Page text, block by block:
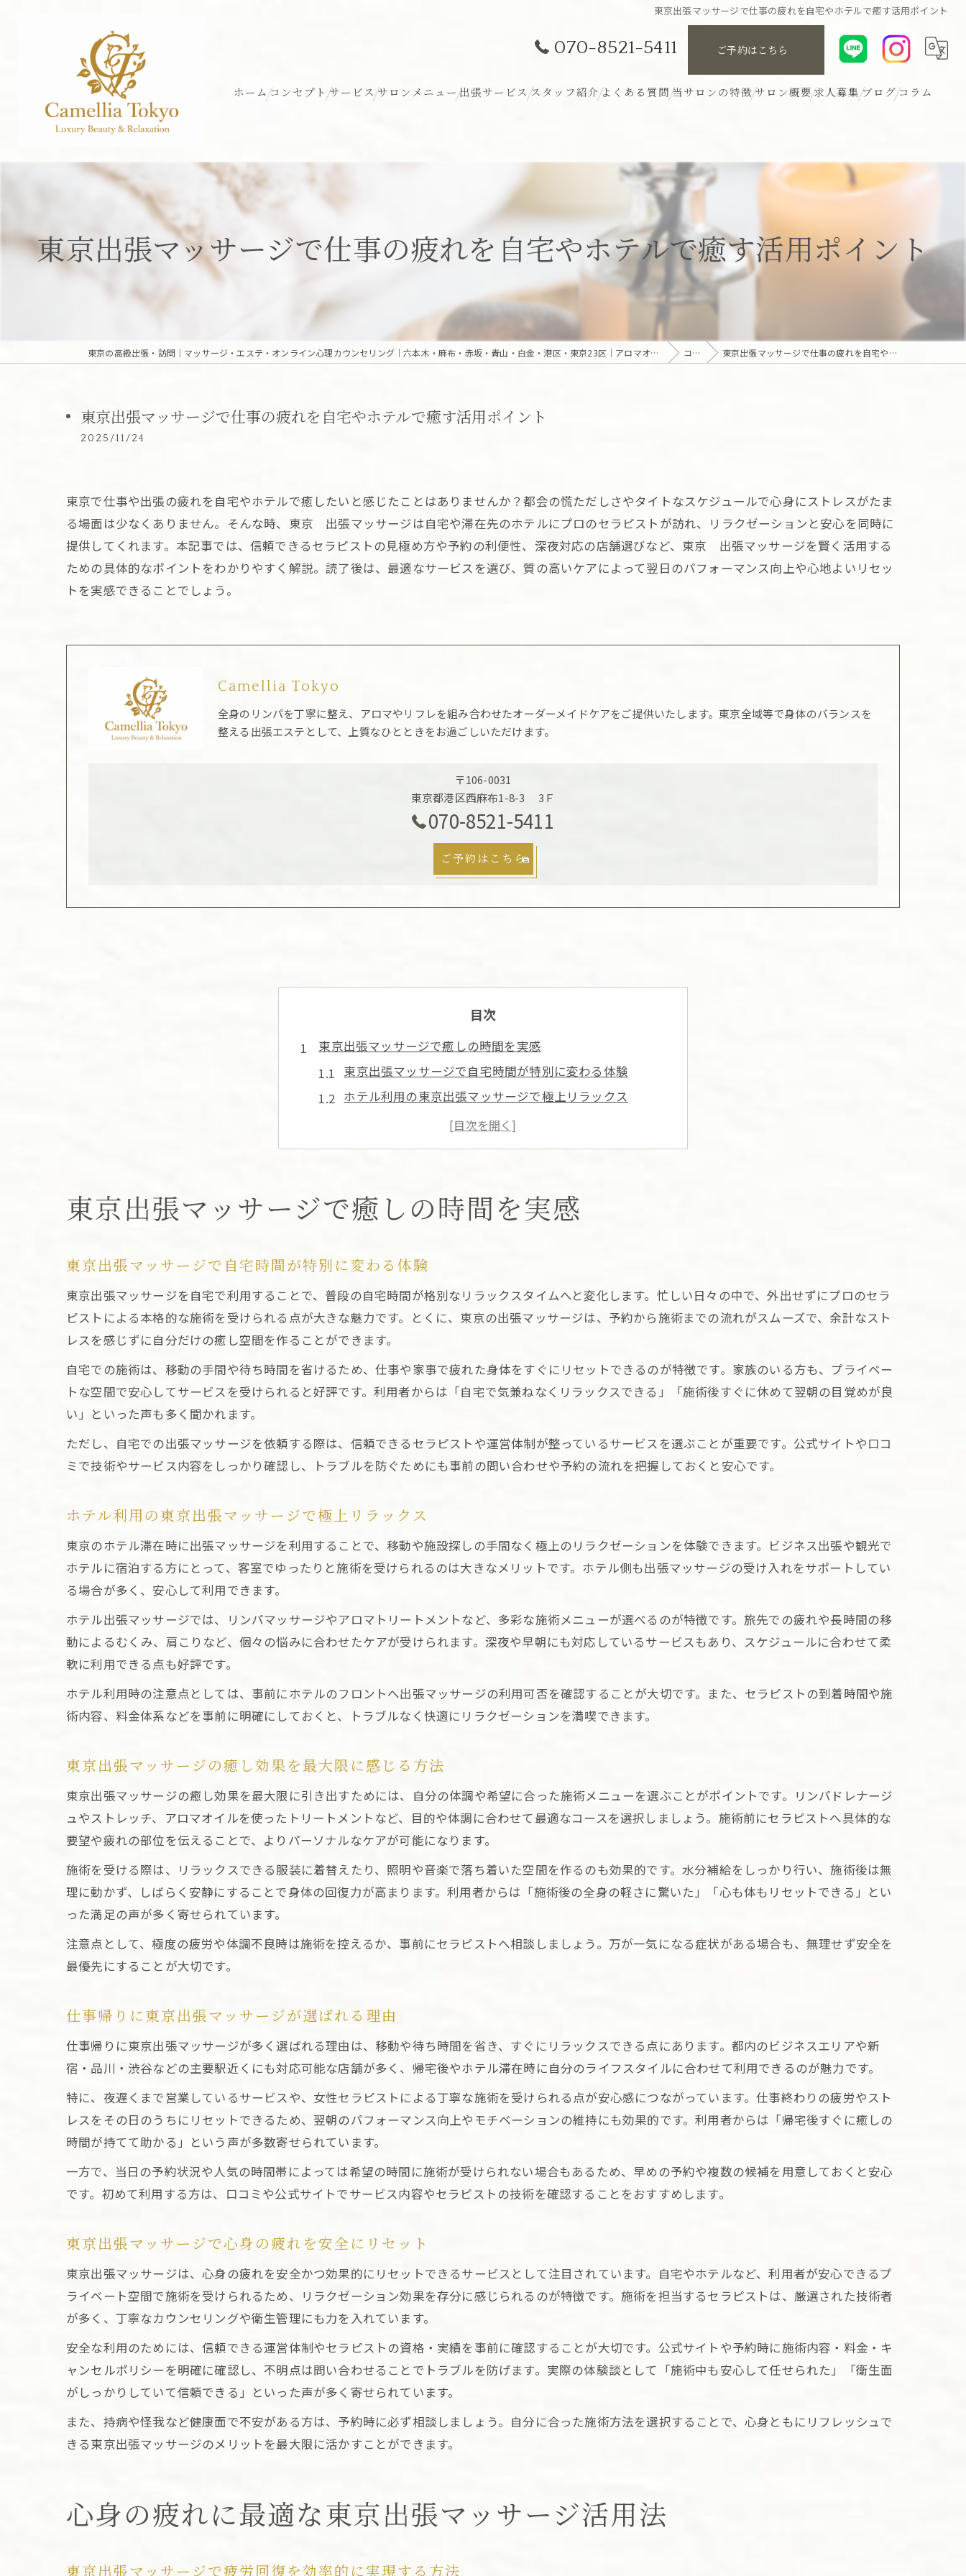
東京出張マッサージで仕事の疲れを自宅やホテルで癒す活用ポイント
070-8521-5411 ご予約はこちら
ホーム コンセプト サービス サロンメニュー 出張サービス スタッフ紹介 よくある質問 当サロンの特徴
アロマ
ヘッド
サロン概要 求人募集 ブログコラム
東京出張マッサージで仕事の疲れを自宅やホテルで癒す活用ポイント
東京の高級出張・訪問｜マッサージ・エステ・オンライン心理カウンセリング｜六本木・麻布・赤坂・青山・白金・港区・東京23区｜アロマオイルとディープリンパで贅沢なひとときを「Camellia Tokyo（カメリア東京）」 コラム 東京出張マッサージで仕事の疲れを自宅やホテルで癒す活用ポイント
東京出張マッサージで仕事の疲れを自宅やホテルで癒す活用ポイント
2025/11/24
東京で仕事や出張の疲れを自宅やホテルで癒したいと感じたことはありませんか？都会の慌ただしさやタイトなスケジュールで心身にストレスがたま
る場面は少なくありません。そんな時、東京 出張マッサージは自宅や滞在先のホテルにプロのセラピストが訪れ、リラクゼーションと安心を同時に
提供してくれます。本記事では、信頼できるセラピストの見極め方や予約の利便性、深夜対応の店舗選びなど、東京 出張マッサージを賢く活用する
ための具体的なポイントをわかりやすく解説。読了後は、最適なサービスを選び、質の高いケアによって翌日のパフォーマンス向上や心地よいリセッ
トを実感できることでしょう。
Camellia Tokyo
全身のリンパを丁寧に整え、アロマやリフレを組み合わせたオーダーメイドケアをご提供いたします。東京全域等で身体のバランスを
整える出張エステとして、上質なひとときをお過ごしいただけます。
〒106-0031
東京都港区西麻布1-8-3 3Ｆ
070-8521-5411
ご予約はこちら
目次
東京出張マッサージで癒しの時間を実感
東京出張マッサージで自宅時間が特別に変わる体験
ホテル利用の東京出張マッサージで極上リラックス
東京出張マッサージの癒し効果を最大限に感じる方法
仕事帰りに東京出張マッサージが選ばれる理由
心身の疲れに最適な東京出張マッサージ活用法
東京出張マッサージで疲労回復を効率的に実現する方法
出張マッサージ東京でストレスを根本から解消する秘訣
東京出張マッサージの施術内容と満足度の高め方
リラクゼーション重視の東京出張マッサージ選び方
リラクゼーションなら出張マッサージ東京で決まり
出張マッサージ東京で叶える理想のリラクゼーション空間
東京出張マッサージで日常に癒しをプラスするコツ
東京出張マッサージでリラクゼーションを極める方法
自宅利用にも最適な東京出張マッサージの魅力
東京出張マッサージでプロの技術を体感するメリット
経験豊富なセラピストが東京出張マッサージで叶える安心
出張マッサージ東京のセラピスト選びで重視すべき点
東京出張マッサージの技術力とリピート率の関係
深夜でも安心の東京出張マッサージ対応術
仕事終わりに利用しやすい東京出張マッサージの探し方
東京出張マッサージで深夜の疲れをしっかりリセット
東京出張マッサージで遅い時間も安心して依頼する方法
自宅やホテルで快適に受けるマッサージ体験
東京出張マッサージで自宅が癒しの空間に変わる理由
ホテル滞在に東京出張マッサージを取り入れる利点
東京出張マッサージでプライベートなケアを気軽に体験
出張マッサージ東京で好きな場所が極上サロンに変身
東京出張マッサージで癒しの時間を実感
東京出張マッサージで自宅時間が特別に変わる体験
東京出張マッサージを自宅で利用することで、普段の自宅時間が格別なリラックスタイムへと変化します。忙しい日々の中で、外出せずにプロのセラ
ピストによる本格的な施術を受けられる点が大きな魅力です。とくに、東京の出張マッサージは、予約から施術までの流れがスムーズで、余計なスト
レスを感じずに自分だけの癒し空間を作ることができます。
自宅での施術は、移動の手間や待ち時間を省けるため、仕事や家事で疲れた身体をすぐにリセットできるのが特徴です。家族のいる方も、プライベー
トな空間で安心してサービスを受けられると好評です。利用者からは「自宅で気兼ねなくリラックスできる」「施術後すぐに休めて翌朝の目覚めが良
い」といった声も多く聞かれます。
ただし、自宅での出張マッサージを依頼する際は、信頼できるセラピストや運営体制が整っているサービスを選ぶことが重要です。公式サイトや口コ
ミで技術やサービス内容をしっかり確認し、トラブルを防ぐためにも事前の問い合わせや予約の流れを把握しておくと安心です。
ホテル利用の東京出張マッサージで極上リラックス
東京のホテル滞在時に出張マッサージを利用することで、移動や施設探しの手間なく極上のリラクゼーションを体験できます。ビジネス出張や観光で
ホテルに宿泊する方にとって、客室でゆったりと施術を受けられるのは大きなメリットです。ホテル側も出張マッサージの受け入れをサポートしてい
る場合が多く、安心して利用できます。
ホテル出張マッサージでは、リンパマッサージやアロマトリートメントなど、多彩な施術メニューが選べるのが特徴です。旅先での疲れや長時間の移
動によるむくみ、肩こりなど、個々の悩みに合わせたケアが受けられます。深夜や早朝にも対応しているサービスもあり、スケジュールに合わせて柔
軟に利用できる点も好評です。
ホテル利用時の注意点としては、事前にホテルのフロントへ出張マッサージの利用可否を確認することが大切です。また、セラピストの到着時間や施
術内容、料金体系などを事前に明確にしておくと、トラブルなく快適にリラクゼーションを満喫できます。
東京出張マッサージの癒し効果を最大限に感じる方法
東京出張マッサージの癒し効果を最大限に引き出すためには、自分の体調や希望に合った施術メニューを選ぶことがポイントです。リンパドレナージ
ュやストレッチ、アロマオイルを使ったトリートメントなど、目的や体調に合わせて最適なコースを選択しましょう。施術前にセラピストへ具体的な
要望や疲れの部位を伝えることで、よりパーソナルなケアが可能になります。
施術を受ける際は、リラックスできる服装に着替えたり、照明や音楽で落ち着いた空間を作るのも効果的です。水分補給をしっかり行い、施術後は無
理に動かず、しばらく安静にすることで身体の回復力が高まります。利用者からは「施術後の全身の軽さに驚いた」「心も体もリセットできる」とい
った満足の声が多く寄せられています。
注意点として、極度の疲労や体調不良時は施術を控えるか、事前にセラピストへ相談しましょう。万が一気になる症状がある場合も、無理せず安全を
最優先にすることが大切です。
仕事帰りに東京出張マッサージが選ばれる理由
仕事帰りに東京出張マッサージが多く選ばれる理由は、移動や待ち時間を省き、すぐにリラックスできる点にあります。都内のビジネスエリアや新
宿・品川・渋谷などの主要駅近くにも対応可能な店舗が多く、帰宅後やホテル滞在時に自分のライフスタイルに合わせて利用できるのが魅力です。
特に、夜遅くまで営業しているサービスや、女性セラピストによる丁寧な施術を受けられる点が安心感につながっています。仕事終わりの疲労やスト
レスをその日のうちにリセットできるため、翌朝のパフォーマンス向上やモチベーションの維持にも効果的です。利用者からは「帰宅後すぐに癒しの
時間が持てて助かる」という声が多数寄せられています。
一方で、当日の予約状況や人気の時間帯によっては希望の時間に施術が受けられない場合もあるため、早めの予約や複数の候補を用意しておくと安心
です。初めて利用する方は、口コミや公式サイトでサービス内容やセラピストの技術を確認することをおすすめします。
東京出張マッサージで心身の疲れを安全にリセット
東京出張マッサージは、心身の疲れを安全かつ効果的にリセットできるサービスとして注目されています。自宅やホテルなど、利用者が安心できるプ
ライベート空間で施術を受けられるため、リラクゼーション効果を存分に感じられるのが特徴です。施術を担当するセラピストは、厳選された技術者
が多く、丁寧なカウンセリングや衛生管理にも力を入れています。
安全な利用のためには、信頼できる運営体制やセラピストの資格・実績を事前に確認することが大切です。公式サイトや予約時に施術内容・料金・キ
ャンセルポリシーを明確に確認し、不明点は問い合わせることでトラブルを防げます。実際の体験談として「施術中も安心して任せられた」「衛生面
がしっかりしていて信頼できる」といった声が多く寄せられています。
また、持病や怪我など健康面で不安がある方は、予約時に必ず相談しましょう。自分に合った施術方法を選択することで、心身ともにリフレッシュで
きる東京出張マッサージのメリットを最大限に活かすことができます。
心身の疲れに最適な東京出張マッサージ活用法
東京出張マッサージで疲労回復を効率的に実現する方法